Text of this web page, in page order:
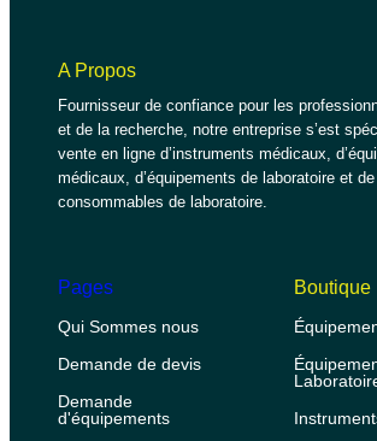
A Propos
Fournisseur de confiance pour les
et de la recherche, notre entreprise s’est
vente en ligne d’instruments médicaux,
médicaux, d’équipements de laboratoire et de
consommables de laboratoire.
Pages
Qui Sommes nous
Demande de devis
Demande
d'équipements
Boutique